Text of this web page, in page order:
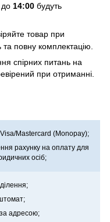
до 14:00 будуть
товар при
та повну комплектацію.
спірних питань на
при отриманні.
Mastercard (Monopay);
рахунку на оплату для
осіб;
адресою;